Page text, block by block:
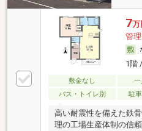
7万
管
1階
敷金なし 一
バス・トイレ別
駐
高い耐震性を備えた鉄
理の工場生産体制の信